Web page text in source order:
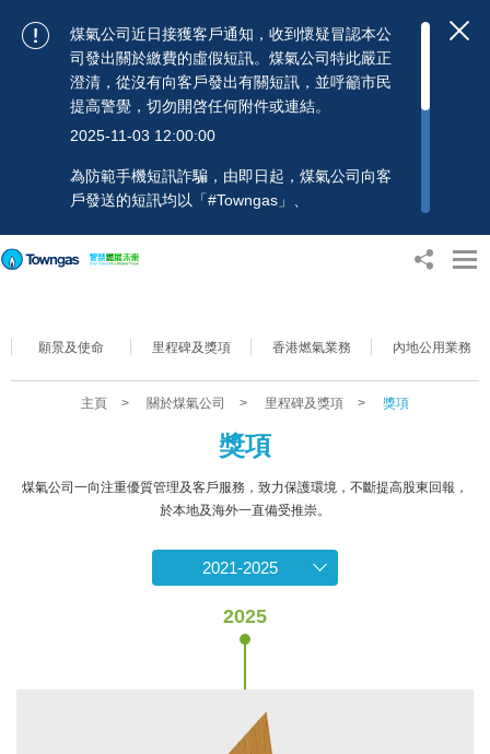
煤氣公司近日接獲客戶通知，收到懷疑冒認本公
司發出關於繳費的虛假短訊。煤氣公司特此嚴正
澄清，從沒有向客戶發出有關短訊，並呼籲市民
提高警覺，切勿開啓任何附件或連結。
2025-11-03 12:00:00
為防範手機短訊詐騙，由即日起，煤氣公司向客
戶發送的短訊均以「#Towngas」、
個人資料，以免蒙受損失。若有任何疑問，可隨
願景及使命 里程碑及獎項 香港燃氣業務 內地公用業務
主頁 > 關於煤氣公司 > 里程碑及獎項 > 獎項
獎項
煤氣公司一向注重優質管理及客戶服務，致力保護環境，不斷提高股東回報，
於本地及海外一直備受推崇。
2021-2025
2025